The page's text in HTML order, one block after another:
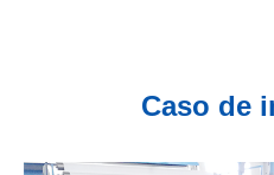
Caso de